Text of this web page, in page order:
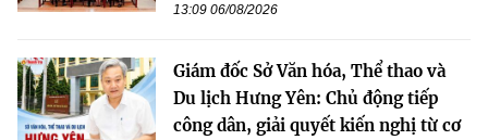
13:09 06/08/2026
Giám đốc Sở Văn hóa, Thể thao và
Du lịch Hưng Yên: Chủ động tiếp
công dân, giải quyết kiến nghị từ cơ